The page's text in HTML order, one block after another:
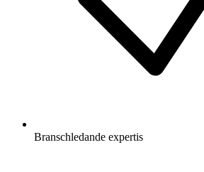
Branschledande expertis